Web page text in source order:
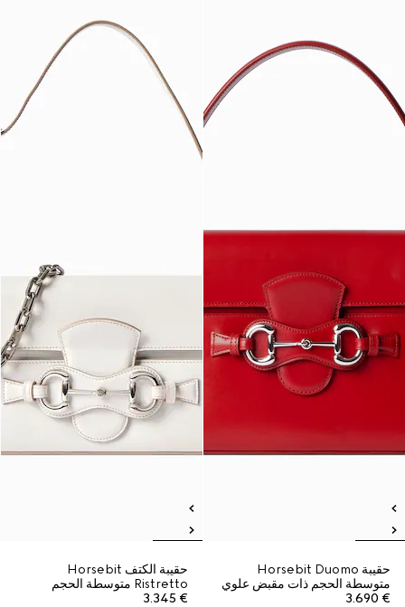
حقيبة Horsebit Duomo
متوسطة الحجم ذات مقبض علوي
€ 3.690
حقيبة الكتف Horsebit
Ristretto متوسطة الحجم
€ 3.345